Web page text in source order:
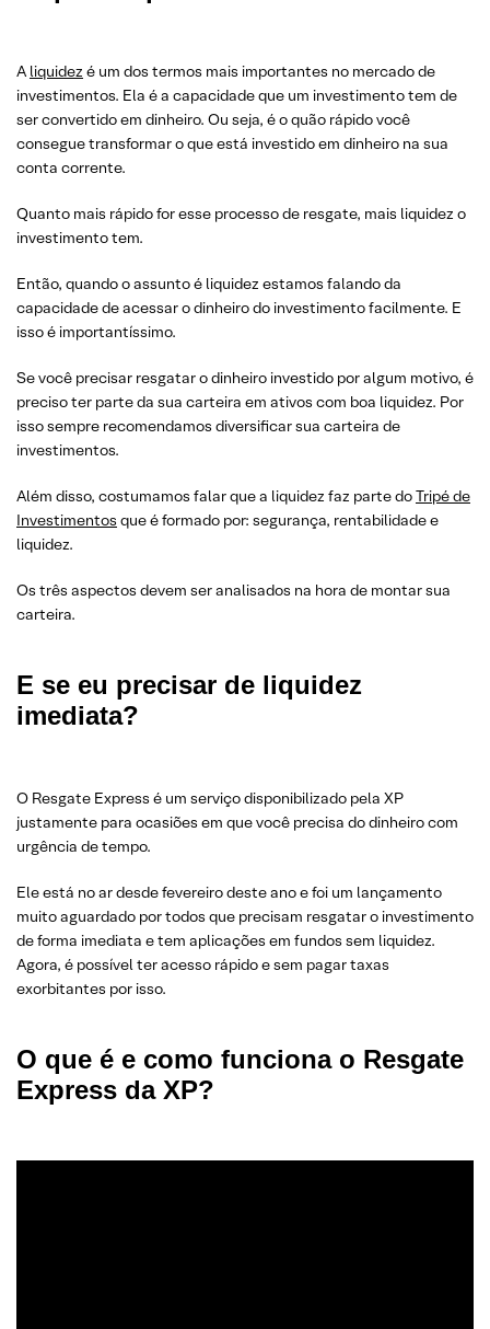
A liquidez é um dos termos mais importantes no mercado de
investimentos. Ela é a capacidade que um investimento tem de
ser convertido em dinheiro. Ou seja, é o quão rápido você
consegue transformar o que está investido em dinheiro na sua
conta corrente.
Quanto mais rápido for esse processo de resgate, mais liquidez o
investimento tem.
Então, quando o assunto é liquidez estamos falando da
capacidade de acessar o dinheiro do investimento facilmente. E
isso é importantíssimo.
Se você precisar resgatar o dinheiro investido por algum motivo, é
preciso ter parte da sua carteira em ativos com boa liquidez. Por
isso sempre recomendamos diversificar sua carteira de
investimentos.
Além disso, costumamos falar que a liquidez faz parte doTripé de
Investimentos que é formado por: segurança, rentabilidade e
liquidez.
Os três aspectos devem ser analisados na hora de montar sua
carteira.
E se eu precisar de liquidez
imediata?
O Resgate Express é um serviço disponibilizado pela XP
justamente para ocasiões em que você precisa do dinheiro com
urgência de tempo.
Ele está no ar desde fevereiro deste ano e foi um lançamento
muito aguardado por todos que precisam resgatar o investimento
de forma imediata e tem aplicações em fundos sem liquidez.
Agora, é possível ter acesso rápido e sem pagar taxas
exorbitantes por isso.
O que é e como funciona o Resgate
Express da XP?